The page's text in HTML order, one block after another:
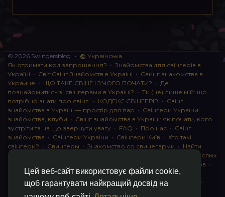
Цей веб-сайт використовує файли cookie,
щоб гарантувати найкращий досвід на
© 2026 Swingersblog •
Українська
Як отримати код запрошення? • Знайомства для свінгерів в
Україні • Світ Свінг Знайомств в Україні • Свинг знакомства в
Украине • ЩО ТАКЕ СВІНГ І З ЧОГО ПОЧАТИ? • Де
познайомитись зі свінгерами в Україні? • Ти (не) лише мій: що
потрібно знати про свінг. • КОДЕКС СВІНГЕРІВ • Свінг
знайомства в Україні — простір для пар • Свінгери України:
знайомства, клуби • Свінг знайомства в Україні: як почати, кого
зустріти та на що звернути увагу • FAQ • Про нас • Свінг
знайомства • Свінгери України • Свінгери Київ • Хто такі
свінгери? • Свингеры • Знакомство со свинегарми • Найти
instagram для взрослых
Клуб свингеров •
Конфіденційність• Правила• Партнерська програма
Свингеры •Свинг-пати•О свингерах откровенно
Свинг-
клуб: что это и как работает